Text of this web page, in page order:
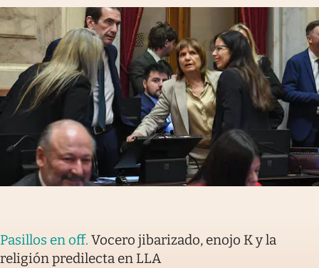
Pasillos en off. Vocero jibarizado, enojo K y la
religión predilecta en LLA